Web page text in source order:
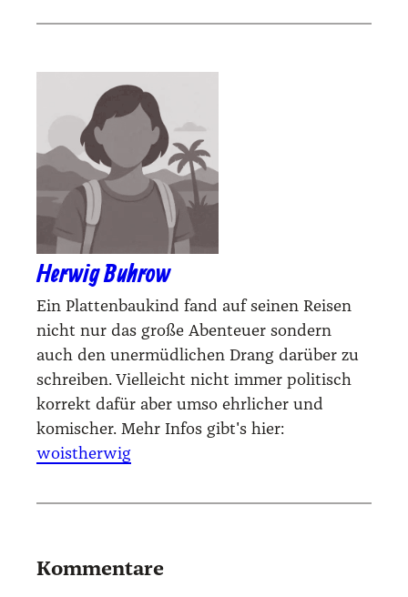
Herwig Buhrow
Ein Plattenbaukind fand auf seinen Reisen
nicht nur das große Abenteuer sondern
auch den unermüdlichen Drang darüber zu
schreiben. Vielleicht nicht immer politisch
korrekt dafür aber umso ehrlicher und
komischer. Mehr Infos gibt's hier:
woistherwig
Kommentare